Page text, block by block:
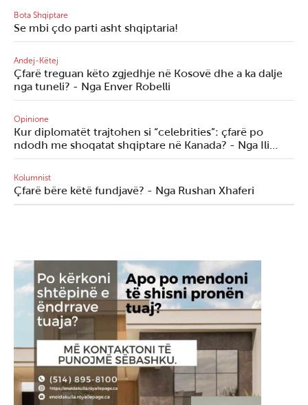
Bota Shqiptare
Se mbi çdo parti asht shqiptaria!
Andej-Këtej
Çfarë treguan këto zgjedhje në Kosovë dhe a ka dalje
nga tuneli? - Nga Enver Robelli
Opinione
Kur diplomatët trajtohen si “celebrities”: çfarë po
ndodh me shoqatat shqiptare në Kanada? - Nga Ili…
Kolumnist
Çfarë bëre këtë fundjavë? - Nga Rushan Xhaferi